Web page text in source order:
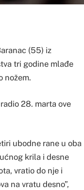
(55) iz
tri godine mlađe
nožem.
28. marta ove
ubodne rane u oba
krila i desne
vratio do nje i
na vratu desno”,